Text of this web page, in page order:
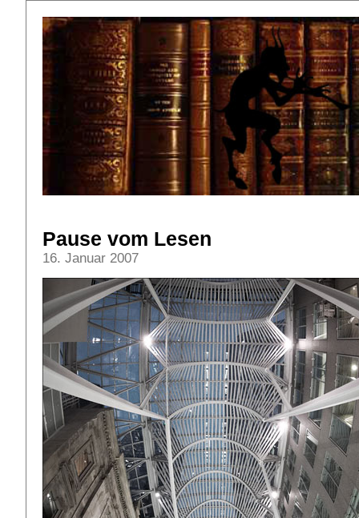
Pause vom Lesen
16. Januar 2007